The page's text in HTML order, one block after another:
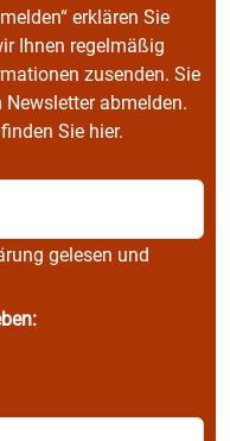
erklären Sie
Ihnen regelmäßig
zusenden. Sie
abmelden.
Sie hier.
gelesen und